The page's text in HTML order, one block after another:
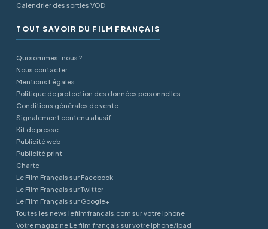
Calendrier des sorties VOD
TOUT SAVOIR DU FILM FRANÇAIS
Qui sommes-nous ?
Nous contacter
Mentions Légales
Politique de protection des données personnelles
Conditions générales de vente
Signalement contenu abusif
Kit de presse
Publicité web
Publicité print
Charte
Le Film Français sur Facebook
Le Film Français sur Twitter
Le Film Français sur Google+
Toutes les news lefilmfrancais.com sur votre Iphone
Votre magazine Le film français sur votre Iphone/Ipad